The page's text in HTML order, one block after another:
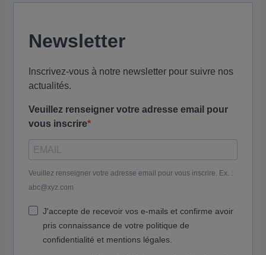
Newsletter
Inscrivez-vous à notre newsletter pour suivre nos
actualités.
Veuillez renseigner votre adresse email pour
vous inscrire
Veuillez renseigner votre adresse email pour vous inscrire. Ex. :
abc@xyz.com
J'accepte de recevoir vos e-mails et confirme avoir
pris connaissance de votre politique de
confidentialité et mentions légales.